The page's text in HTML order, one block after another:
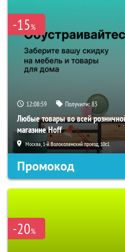
-15%
12:08:59 Получили:83
Любые товары во всей
магазине Hoff
Москва, 1-й Волоколамский проезд, 10с1
Промокод
-20%